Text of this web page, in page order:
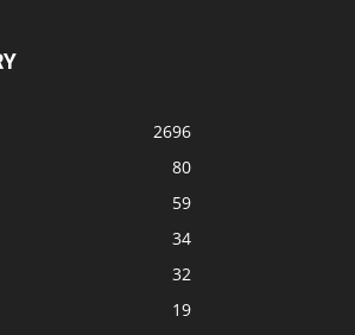
2696
80
59
34
32
19